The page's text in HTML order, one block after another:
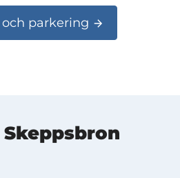
parkering